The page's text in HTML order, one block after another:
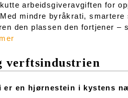
arbeidsgiveravgiften for
mindre byråkrati,
den plassen den fortjener –
verftsindustrien
en hjørnestein i kystens